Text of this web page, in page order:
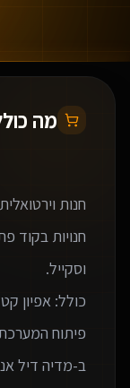
מה
חנות
חנויות בקוד
כולל: אפיון